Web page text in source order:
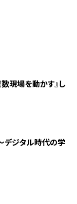
現場を動かす』し
デジタル時代の学